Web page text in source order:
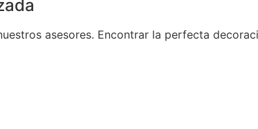
asesores. Encontrar la perfecta